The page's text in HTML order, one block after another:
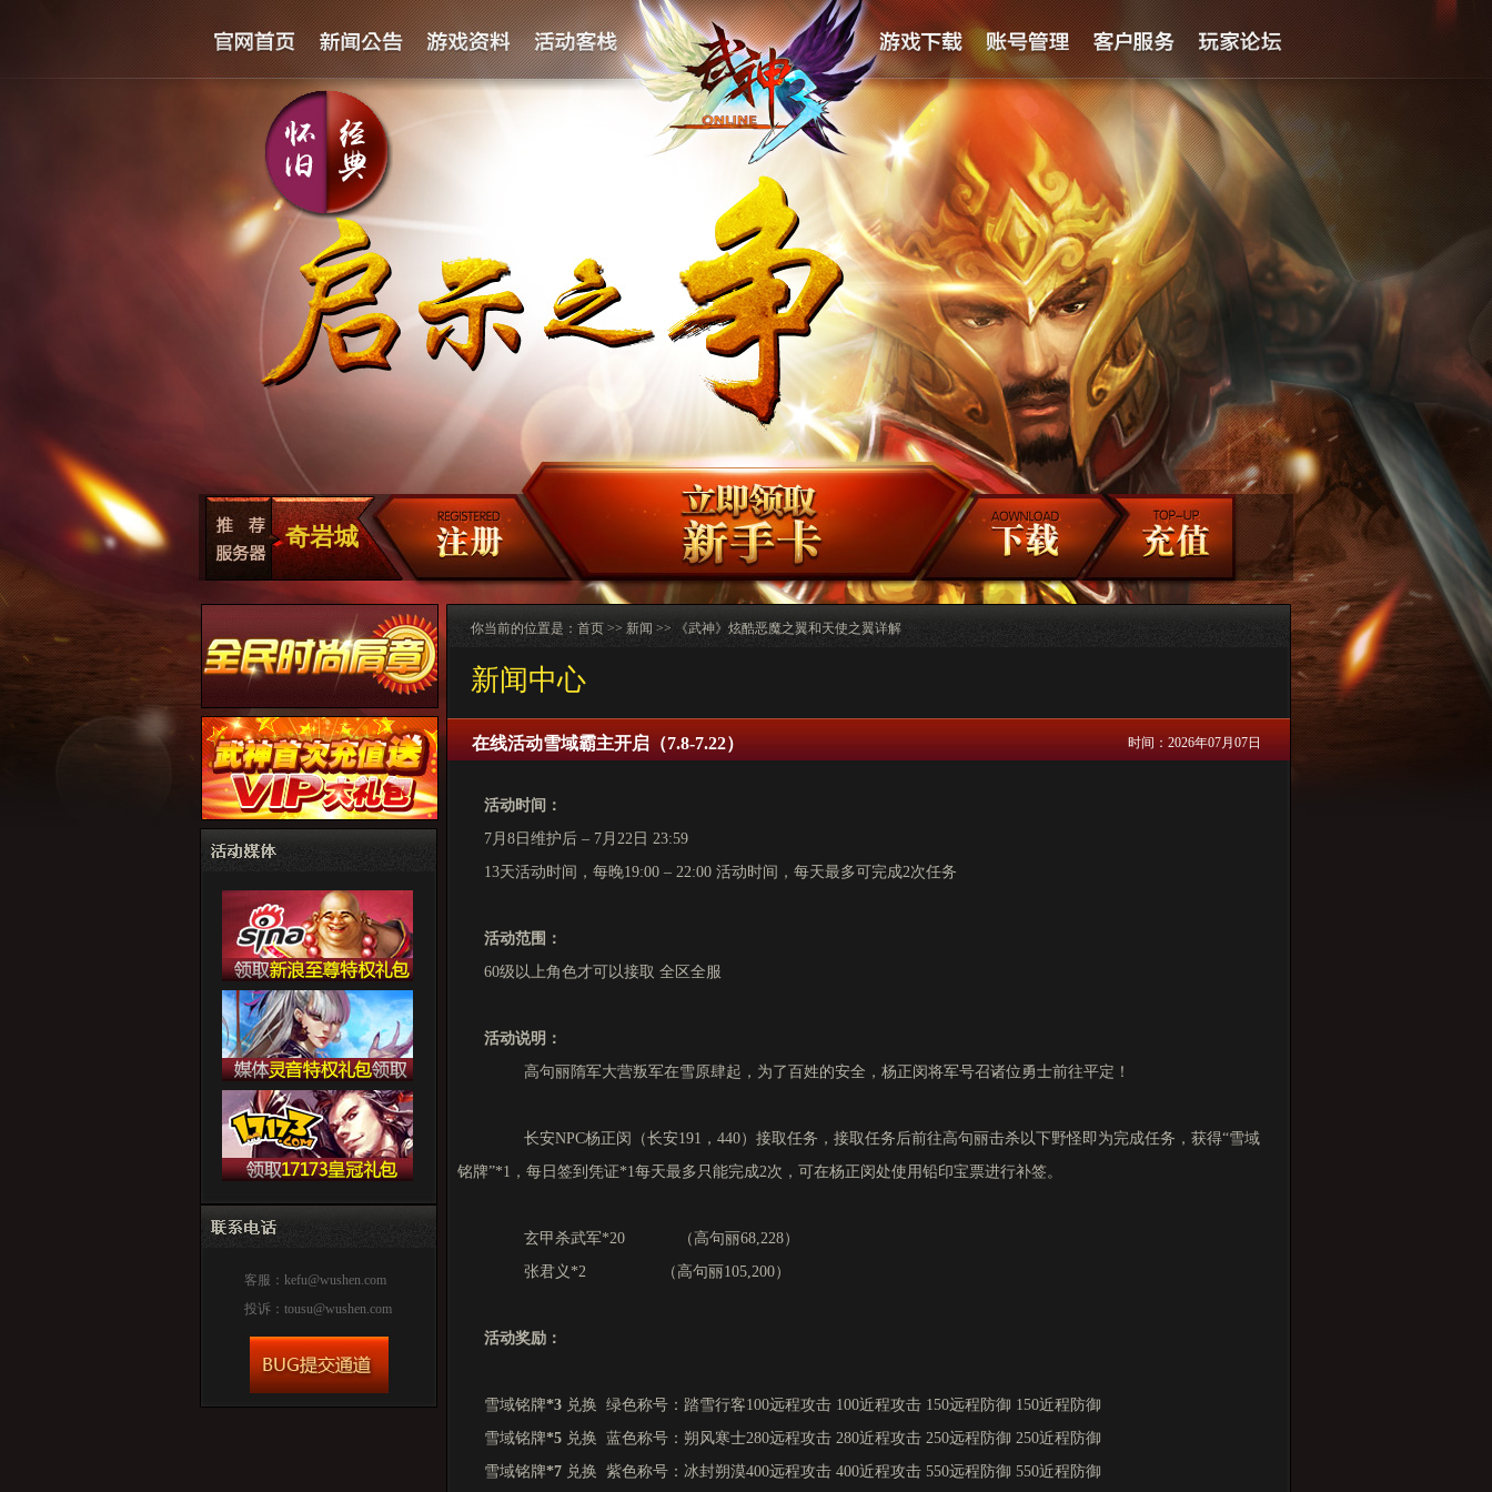
奇岩城
客服： kefu@wushen.com
投诉： tousu@wushen.com
你当前的位置是： 首页 >> 新闻 >> 《武神》炫酷恶魔之翼和天使之翼详解
新闻中心
在线活动雪域霸主开启（7.8-7.22） 时间：2026年07月07日
活动时间：
7月8日维护后 – 7月22日 23:59
13天活动时间，每晚19:00 – 22:00 活动时间，每天最多可完成2次任务
活动范围：
60级以上角色才可以接取 全区全服
活动说明：
高句丽隋军大营叛军在雪原肆起，为了百姓的安全，杨正闵将军号召诸位勇士前往平定！
长安NPC杨正闵（长安191，440）接取任务，接取任务后前往高句丽击杀以下野怪即为完成任务，获得“雪域
铭牌”*1，每日签到凭证*1每天最多只能完成2次，可在杨正闵处使用铅印宝票进行补签。
玄甲杀武军*20 （高句丽68,228）
张君义*2 （高句丽105,200）
活动奖励：
雪域铭牌*3 兑换 绿色称号：踏雪行客100远程攻击 100近程攻击 150远程防御 150近程防御
雪域铭牌*5 兑换 蓝色称号：朔风寒士280远程攻击 280近程攻击 250远程防御 250近程防御
雪域铭牌*7 兑换 紫色称号：冰封朔漠400远程攻击 400近程攻击 550远程防御 550近程防御